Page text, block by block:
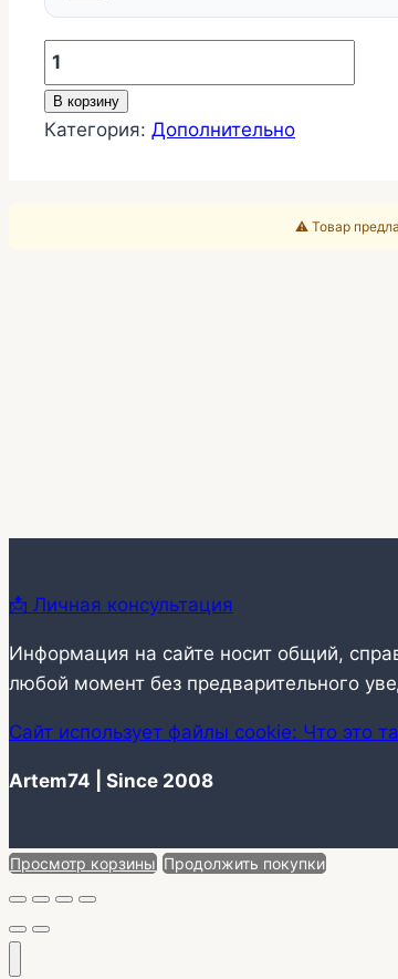
Количество
товара
Заправка
полотна
В корзину
Категория: Дополнительно
⚠️ Товар
📩 Личная консультация
Информация на сайте носит общий,
любой момент без предварительного
Сайт использует файлы cookie: Что это
Artem74 | Since 2008
Просмотр корзины Продолжить покупки